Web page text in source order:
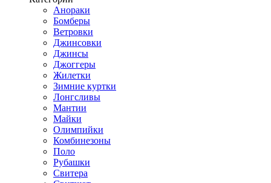
Анораки
Бомберы
Ветровки
Джинсовки
Джинсы
Джоггеры
Жилетки
Зимние куртки
Лонгсливы
Мантии
Майки
Олимпийки
Комбинезоны
Поло
Рубашки
Свитера